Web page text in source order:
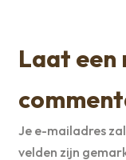
Laat
Je e-mailadres
velden zijn